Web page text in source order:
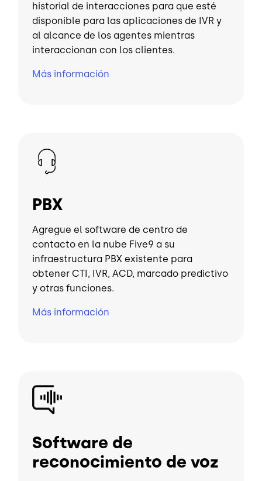
historial de interacciones para que esté
disponible para las aplicaciones de IVR y
al alcance de los agentes mientras
interaccionan con los clientes.
Más información
Imagen
PBX
Agregue el software de centro de
contacto en la nube Five9 a su
infraestructura PBX existente para
obtener CTI, IVR, ACD, marcado predictivo
y otras funciones.
Más información
Imagen
Software de
reconocimiento de voz